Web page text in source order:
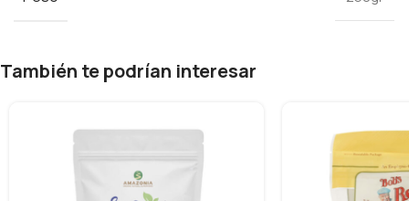
También te podrían interesar